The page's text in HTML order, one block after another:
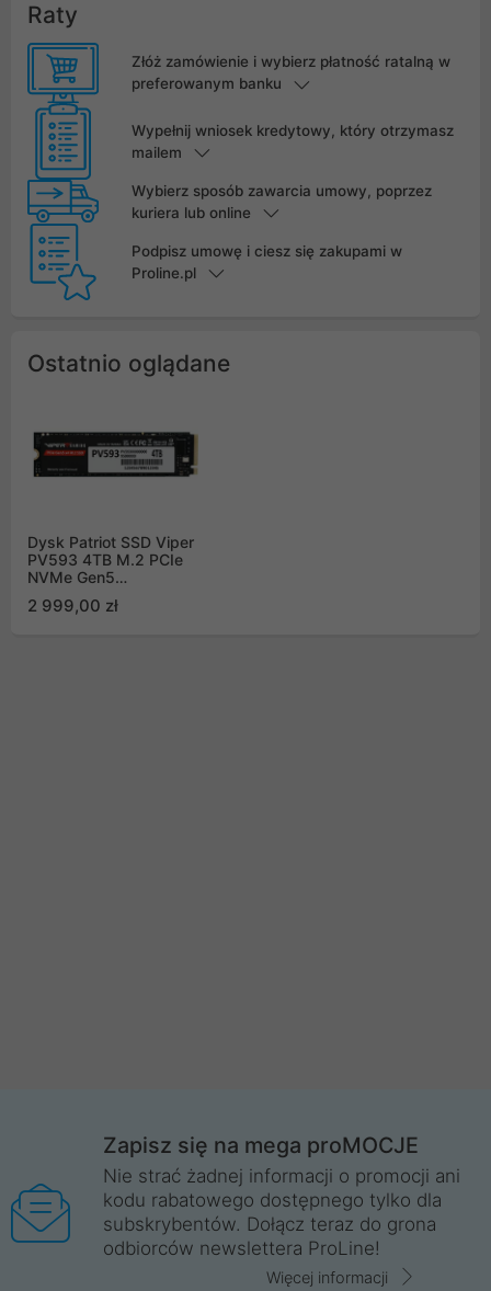
Raty
Złóż zamówienie i wybierz płatność ratalną w
preferowanym banku
Wypełnij wniosek kredytowy, który otrzymasz
mailem
Wybierz sposób zawarcia umowy, poprzez
kuriera lub online
Podpisz umowę i ciesz się zakupami w
Proline.pl
Ostatnio oglądane
Dysk Patriot SSD Viper
PV593 4TB M.2 PCIe
NVMe Gen5
2 999,00 zł
Zapisz się na mega proMOCJE
Nie strać żadnej informacji o promocji ani
kodu rabatowego dostępnego tylko dla
subskrybentów. Dołącz teraz do grona
odbiorców newslettera ProLine!
Więcej informacji